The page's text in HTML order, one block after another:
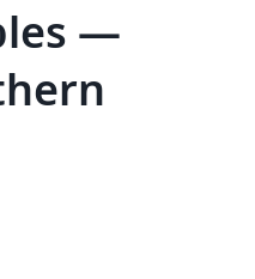
—